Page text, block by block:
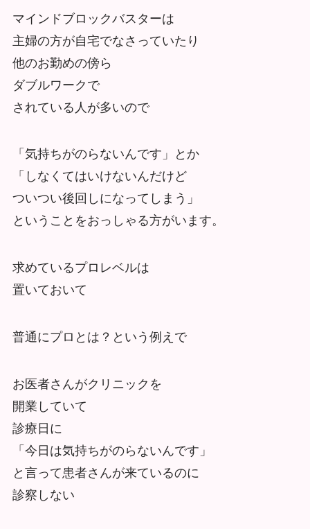
マインドブロックバスターは
主婦の方が自宅でなさっていたり
他のお勤めの傍ら
ダブルワークで
されている人が多いので
「気持ちがのらないんです」とか
「しなくてはいけないんだけど
ついつい後回しになってしまう」
ということをおっしゃる方がいます。
求めているプロレベルは
置いておいて
普通にプロとは？という例えで
お医者さんがクリニックを
開業していて
診療日に
「今日は気持ちがのらないんです」
と言って患者さんが来ているのに
診察しない